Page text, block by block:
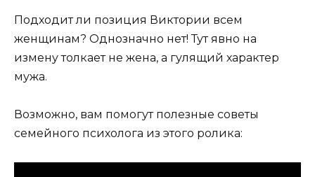
Подходит ли позиция Виктории всем
женщинам? Однозначно нет! Тут явно на
измену толкает не жена, а гулящий характер
мужа.
Возможно, вам помогут полезные советы
семейного психолога из этого ролика: